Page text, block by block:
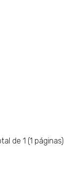
de 1 (1 páginas)